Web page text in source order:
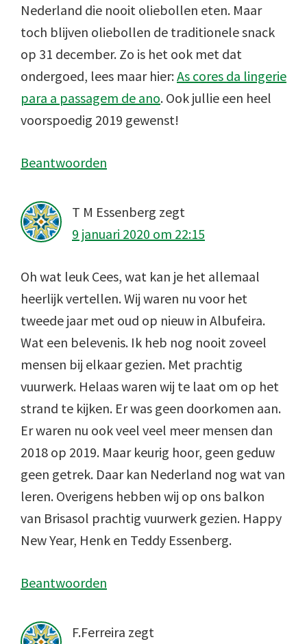
Nederland die nooit oliebollen eten. Maar
toch blijven oliebollen de traditionele snack
op 31 december. Zo is het ook met dat
ondergoed, lees maar hier:As cores da lingerie
para a passagem de ano. Ook jullie een heel
voorspoedig 2019 gewenst!
Beantwoorden
T M Essenberg zegt
9 januari 2020 om 22:15
Oh wat leuk Cees, wat kan je het allemaal
heerlijk vertellen. Wij waren nu voor het
tweede jaar met oud op nieuw in Albufeira.
Wat een belevenis. Ik heb nog nooit zoveel
mensen bij elkaar gezien. Met prachtig
vuurwerk. Helaas waren wij te laat om op het
strand te kijken. Er was geen doorkomen aan.
Er waren nu ook veel veel meer mensen dan
2018 op 2019. Maar keurig hoor, geen geduw
geen getrek. Daar kan Nederland nog wat van
leren. Overigens hebben wij op ons balkon
van Brisasol prachtig vuurwerk gezien. Happy
New Year, Henk en Teddy Essenberg.
Beantwoorden
F.Ferreira zegt